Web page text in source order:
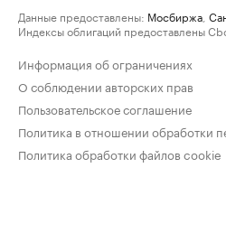
Данные предоставлены: Мосбиржа
Индексы облигаций предоставлены
Информация об ограничениях
О соблюдении авторских прав
Пользовательское соглашение
Политика в отношении обработки
Политика обработки файлов cookie